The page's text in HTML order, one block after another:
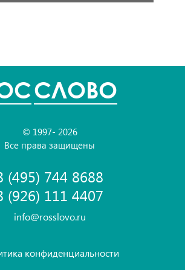
СЛОВО
© 1997- 2026
Все права защищены
(495) 744 8688
(926) 111 4407
info@rosslovo.ru
конфиденциальности